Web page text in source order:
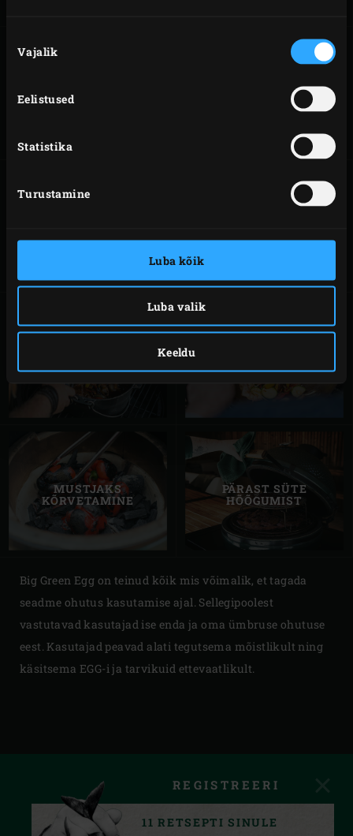
valik
Vajalik
Eelistused
Statistika
Turustamine
Luba kõik
Luba valik
Keeldu
KÜPSETAMINE
SUITSUTAMINE
MUSTJAKS
KÕRVETAMINE
PÄRAST SÜTE
HÕÕGUMIST
Big Green Egg on teinud kõik mis võimalik, et tagada
seadme ohutus kasutamise ajal. Sellegipoolest
vastutavad kasutajad ise enda ja oma ümbruse ohutuse
eest. Kasutajad peavad alati tegutsema mõistlikult ning
käsitsema EGG-i ja tarvikuid ettevaatlikult.
REGISTREERI
11 RETSEPTI SINULE